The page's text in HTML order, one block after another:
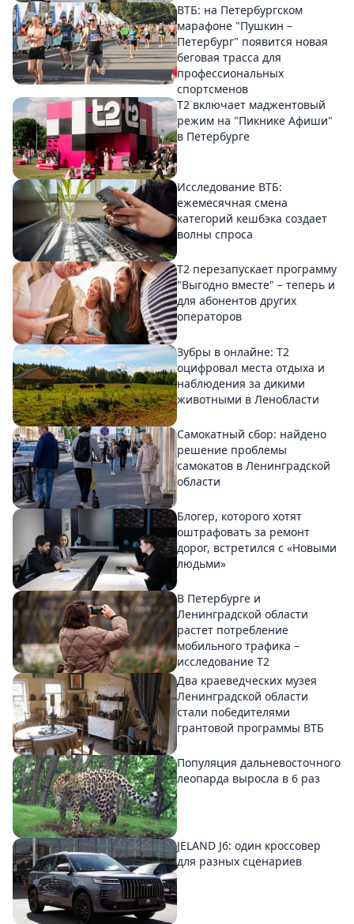
ВТБ: на Петербургском
марафоне "Пушкин –
Петербург" появится новая
беговая трасса для
профессиональных
спортсменов
Т2 включает маджентовый
режим на "Пикнике Афиши"
в Петербурге
Исследование ВТБ:
ежемесячная смена
категорий кешбэка создает
волны спроса
Т2 перезапускает программу
"Выгодно вместе" – теперь и
для абонентов других
операторов
Зубры в онлайне: Т2
оцифровал места отдыха и
наблюдения за дикими
животными в Ленобласти
Самокатный сбор: найдено
решение проблемы
самокатов в Ленинградской
области
Блогер, которого хотят
оштрафовать за ремонт
дорог, встретился с «Новыми
людьми»
В Петербурге и
Ленинградской области
растет потребление
мобильного трафика –
исследование T2
Два краеведческих музея
Ленинградской области
стали победителями
грантовой программы ВТБ
Популяция дальневосточного
леопарда выросла в 6 раз
JELAND J6: один кроссовер
для разных сценариев